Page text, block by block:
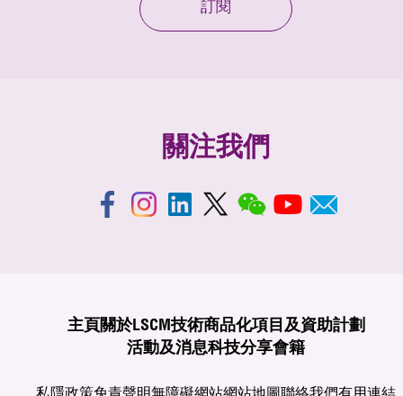
訂閱
關注我們
主頁 關於LSCM技術商品化項目及資助計劃
活動及消息科技分享會籍